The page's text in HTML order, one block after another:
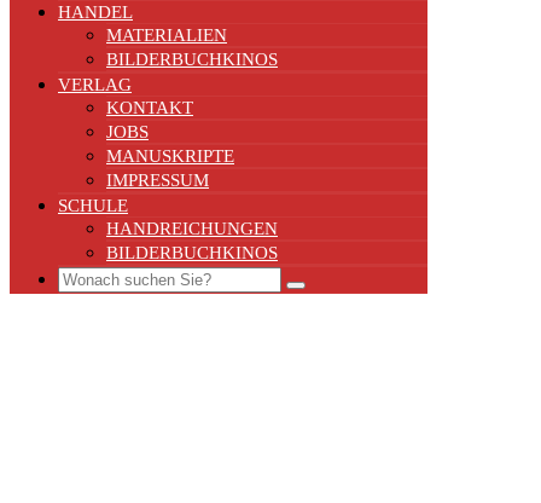
HANDEL
MATERIALIEN
BILDERBUCHKINOS
VERLAG
KONTAKT
JOBS
MANUSKRIPTE
IMPRESSUM
SCHULE
HANDREICHUNGEN
BILDERBUCHKINOS
Search